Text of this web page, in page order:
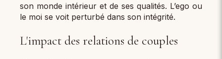
son monde intérieur et de ses qualités. L’ego ou
le moi se voit perturbé dans son intégrité.
L'impact des relations de couples